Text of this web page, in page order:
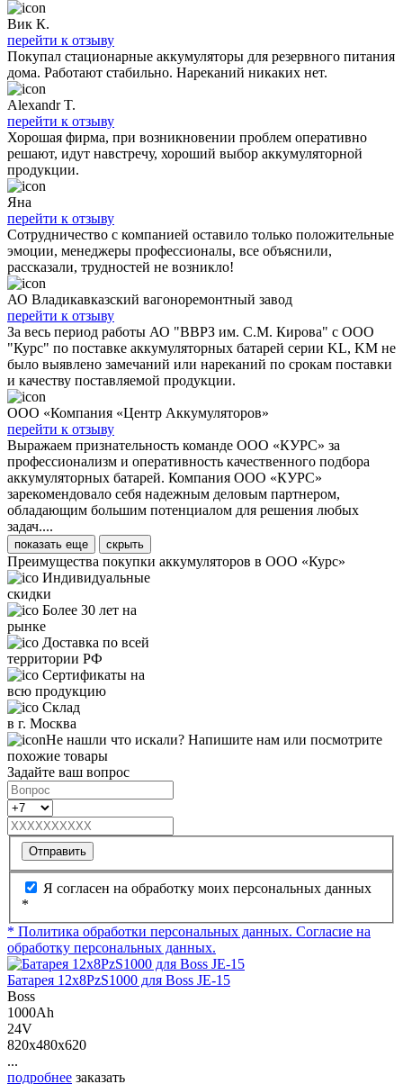
Вик К.
перейти к отзыву
Покупал стационарные аккумуляторы для резервного питания
дома. Работают стабильно. Нареканий никаких нет.
Alexandr T.
перейти к отзыву
Хорошая фирма, при возникновении проблем оперативно
решают, идут навстречу, хороший выбор аккумуляторной
продукции.
Яна
перейти к отзыву
Сотрудничество с компанией оставило только положительные
эмоции, менеджеры профессионалы, все объяснили,
рассказали, трудностей не возникло!
АО Владикавказский вагоноремонтный завод
перейти к отзыву
За весь период работы АО "ВВРЗ им. С.М. Кирова" с ООО
"Курс" по поставке аккумуляторных батарей серии KL, KM не
было выявлено замечаний или нареканий по срокам поставки
и качеству поставляемой продукции.
ООО «Компания «Центр Аккумуляторов»
перейти к отзыву
Выражаем признательность команде ООО «КУРС» за
профессионализм и оперативность качественного подбора
аккумуляторных батарей. Компания ООО «КУРС»
зарекомендовало себя надежным деловым партнером,
обладающим большим потенциалом для решения любых
задач....
показать еще скрыть
Преимущества покупки аккумуляторов в ООО «Курс»
Индивидуальные
скидки
Более 30 лет на
рынке
Доставка по всей
территории РФ
Сертификаты на
всю продукцию
Склад
в г. Москва
Не нашли что искали? Напишите нам или посмотрите
похожие товары
Задайте ваш вопрос
Отправить
Я согласен на обработку моих персональных данных
*
* Политика обработки персональных данных. Согласие на
обработку персональных данных.
Батарея 12х8PzS1000 для Boss JE-15
Boss
1000Ah
24V
820x480x620
...
подробнее заказать